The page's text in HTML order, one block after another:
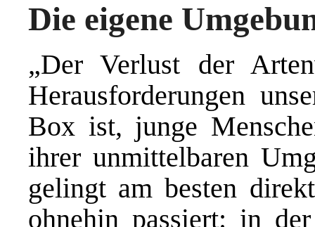
Die eigene
„Der Verlust der
Herausforderungen
Box ist, junge
ihrer unmittelbaren
gelingt am besten
ohnehin passiert: in